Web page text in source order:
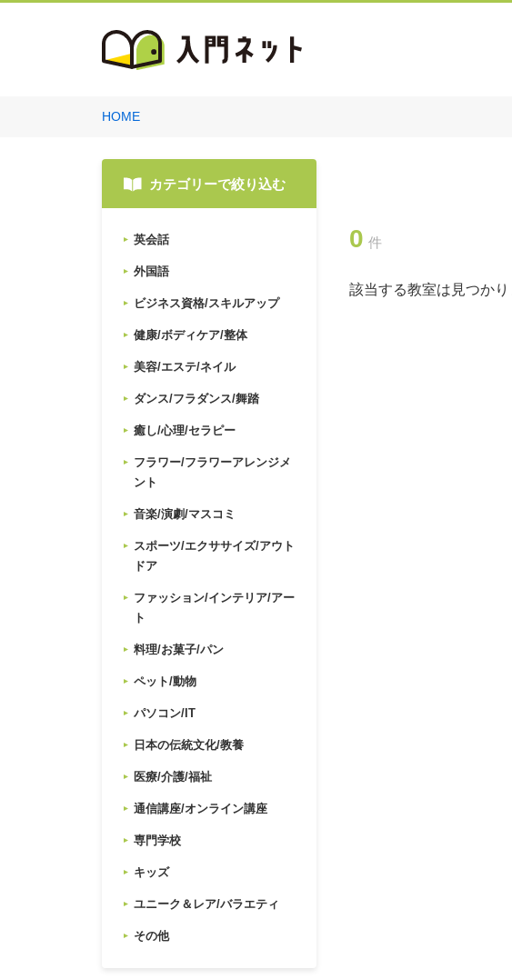
HOME
カテゴリーで絞り込む
英会話
外国語
ビジネス資格/スキルアップ
健康/ボディケア/整体
美容/エステ/ネイル
ダンス/フラダンス/舞踏
癒し/心理/セラピー
フラワー/フラワーアレンジメ
ント
音楽/演劇/マスコミ
スポーツ/エクササイズ/アウト
ドア
ファッション/インテリア/アー
ト
料理/お菓子/パン
ペット/動物
パソコン/IT
日本の伝統文化/教養
医療/介護/福祉
通信講座/オンライン講座
専門学校
キッズ
ユニーク＆レア/バラエティ
その他
0 件
該当する教室は見つかり